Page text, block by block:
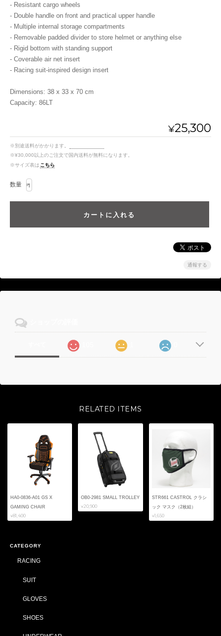
- Resistant cargo wheels
- Double handle on front and practical upper handle
- Multiple internal storage compartments
- Removable padded divider to store helmet or anything else
- Rigid bottom with standing support
- Coverable air net insert
- Racing suit-inspired design insert
Dimensions: 38 x 33 x 70 cm
Capacity: 86LT
¥25,300
※別途送料がかかります。
※¥30,000以上のご注文で国内送料が無料になります。
※サイズ表は こちら
数量
通報する
RELATED ITEMS
HA0-0836-A01 GS X
GAMING CHAIR
¥81,400
OB0-2981 SMALL TROLLEY
¥20,900
STR661 CASTROL クラシ
ック マスク（2枚組）
¥1,650
CATEGORY
RACING
SUIT
GLOVES
SHOES